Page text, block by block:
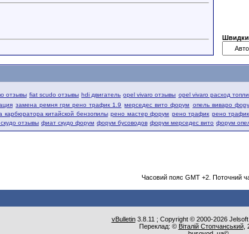
отзывы fiat scudo отзывы hdi двигатель opel vivaro отзывы opel vivaro расход
замена ремня грм рено трафик 1.9 мерседес вито форум опель виваро
карбюратора китайской бензопилы рено мастер форум рено трафик рено
отзывы фиат скудо форум форум бусоводов форум мерседес вито форум
Часовий пояс GMT +2. Поточний
vBulletin3.8.11 ; Copyright © 2000-2026
Переклад: © Віталій Стопчанський,